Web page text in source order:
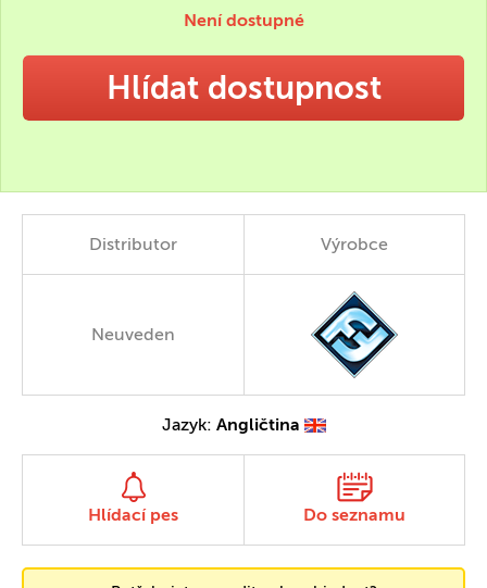
Není dostupné
Hlídat dostupnost
Distributor Výrobce
Neuveden
Jazyk: Angličtina
Hlídací pes Do seznamu